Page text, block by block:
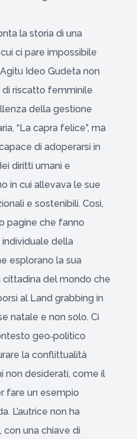
la storia di una
ci pare impossibile
Ideo Gudeta non
riscatto femminile
della gestione
“La capra felice”, ma
di adoperarsi in
diritti umani e
in cui allevava le sue
e sostenibili. Così,
pagine che fanno
della
esplorano la sua
del mondo che
al Land grabbing in
natale e non solo. Ci
geo‑politico
la conflittualità
non desiderati, come il
fare un esempio
L’autrice non ha
con una chiave di